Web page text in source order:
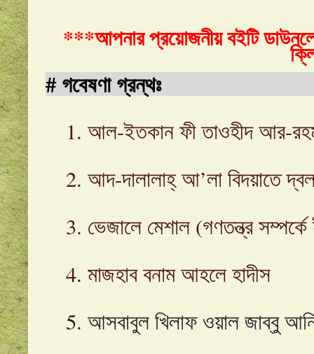
***আপনার প্রয়োজনীয় বইটি
#গবেষণা গ্রন্থঃ
1. আল-ইতকান ফী তাওহীদ আর-
2. আদ-দালালাহ্‌ আ’লা বিদয়াতে
3. ভেজালে মেশাল (গণতন্ত্র
4. মাজহাব বনাম আহলে হাদীস
5. আসবাবুল খিলাফ ওয়াল জাব্বু